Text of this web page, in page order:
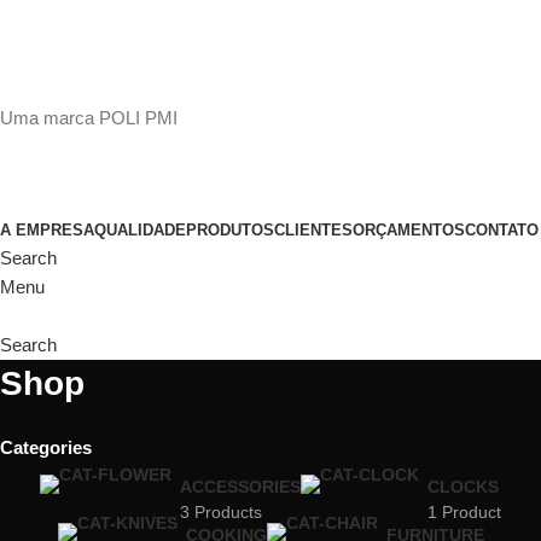
Uma marca POLI PMI
A EMPRESAQUALIDADEPRODUTOSCLIENTESORÇAMENTOSCONTATO
Search
Menu
Search
Shop
Categories
ACCESSORIES
3 Products
CLOCKS
1 Product
COOKING
FURNITURE